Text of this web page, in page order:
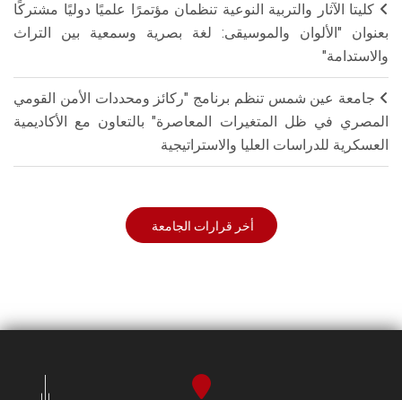
كليتا الآثار والتربية النوعية تنظمان مؤتمرًا علميًا دوليًا مشتركًا
بعنوان "الألوان والموسيقى: لغة بصرية وسمعية بين التراث
والاستدامة"
جامعة عين شمس تنظم برنامج "ركائز ومحددات الأمن القومي
المصري في ظل المتغيرات المعاصرة" بالتعاون مع الأكاديمية
العسكرية للدراسات العليا والاستراتيجية
أخر قرارات الجامعة